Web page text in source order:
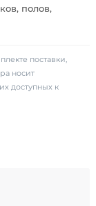
полов,
поставки,
носит
доступных к